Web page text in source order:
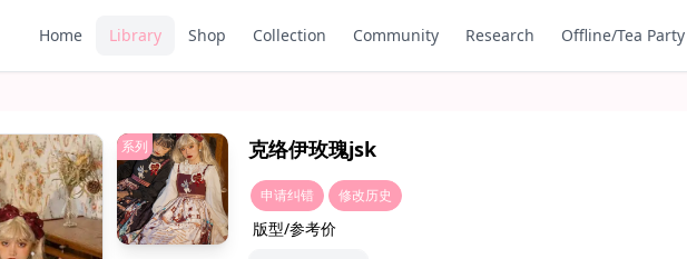
Home Library Shop Collection Community Research Offline/Tea Party
系列 克络伊玫瑰jsk
申请纠错 修改历史
版型/参考价